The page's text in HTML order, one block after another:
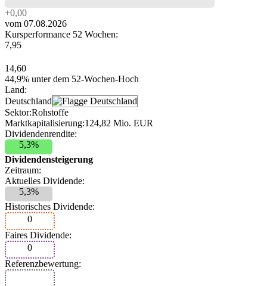
+0,00
vom 07.08.2026
Kursperformance 52 Wochen:
7,95
14,60
44,9% unter dem 52-Wochen-Hoch
Land:
Deutschland
Sektor:Rohstoffe
Marktkapitalisierung:124,82 Mio. EUR
Dividendenrendite:
5,3%
Dividendensteigerung
Zeitraum:
Aktuelles Dividende:
5,3%
Historisches Dividende:
0
Faires Dividende:
0
Referenzbewertung: